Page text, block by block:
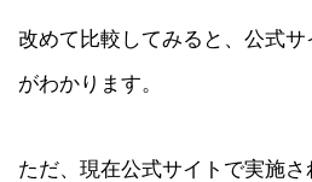
改めて比較してみると、公式
がわかります。
ただ、現在公式サイトで実施